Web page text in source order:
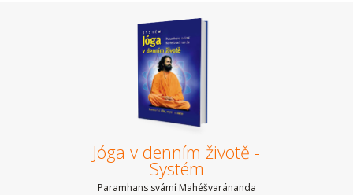
Jóga v denním životě -
Systém
Paramhans svámí Mahéšvaránanda